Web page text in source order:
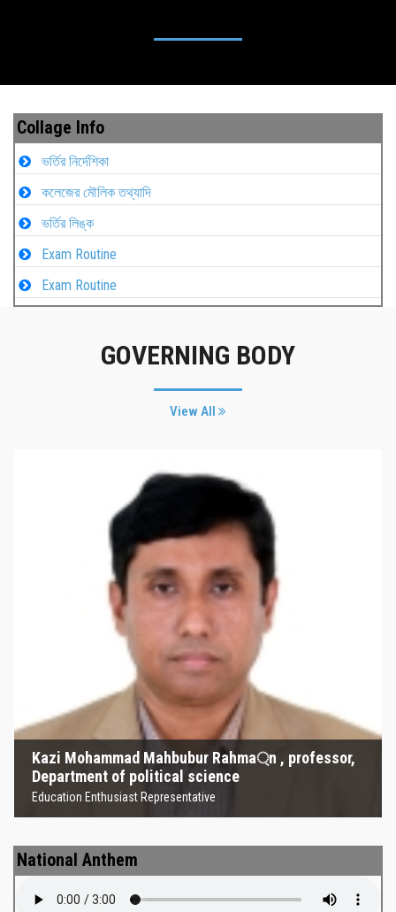
Collage Info
ভর্তির নির্দেশিকা
কলেজের মৌলিক তথ্যাদি
ভর্তির লিঙ্ক
Exam Routine
Exam Routine
GOVERNING BODY
View All
Kazi Mohammad Mahbubur Rahma্‌n , professor,
Department of political science
Education Enthusiast Representative
Kazi Mohammad Mahbubur
Rahma্‌n , professor, Department
of political science
Education Enthusiast Representative
National Anthem